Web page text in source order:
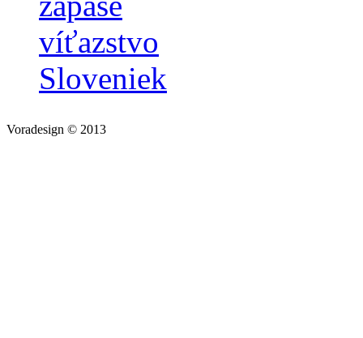
víťazstvo
Sloveniek
Voradesign © 2013